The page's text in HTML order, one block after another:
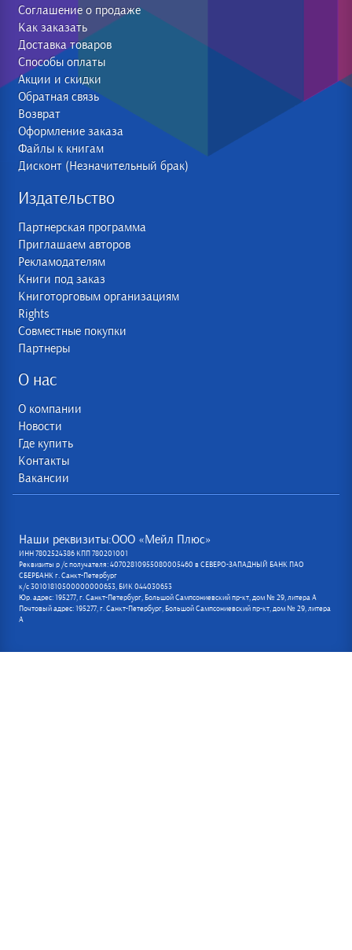
Соглашение о продаже
Как заказать
Доставка товаров
Способы оплаты
Акции и скидки
Обратная связь
Возврат
Оформление заказа
Файлы к книгам
Дисконт (Незначительный брак)
Издательство
Партнерская программа
Приглашаем авторов
Рекламодателям
Книги под заказ
Книготорговым организациям
Rights
Совместные покупки
Партнеры
О нас
О компании
Новости
Где купить
Контакты
Вакансии
Наши реквизиты:ООО «Мейл Плюс»
ИНН 7802524386 КПП 780201001
Реквизиты р /с получателя: 40702810955080005460 в СЕВЕРО-ЗАПАДНЫЙ БАНК ПАО
СБЕРБАНК г. Санкт-Петербург
к/с 30101810500000000653, БИК 044030653
Юр. адрес: 195277, г. Санкт-Петербург, Большой Сампсониевский пр-кт, дом № 29, литера А
Почтовый адрес: 195277, г. Санкт-Петербург, Большой Сампсониевский пр-кт, дом № 29, литера
А